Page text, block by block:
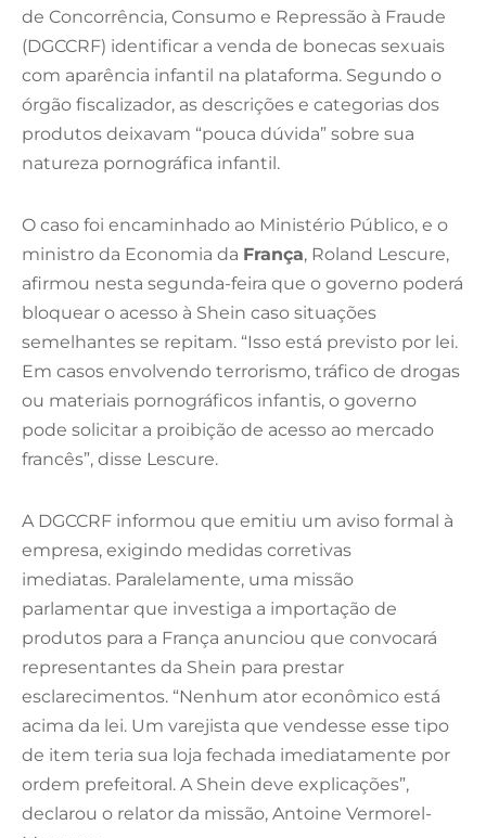
de Concorrência, Consumo e Repressão à Fraude
(DGCCRF) identificar a venda de bonecas sexuais
com aparência infantil na plataforma. Segundo o
órgão fiscalizador, as descrições e categorias dos
produtos deixavam “pouca dúvida” sobre sua
natureza pornográfica infantil.
O caso foi encaminhado ao Ministério Público, e o
ministro da Economia da França, Roland Lescure,
afirmou nesta segunda-feira que o governo poderá
bloquear o acesso à Shein caso situações
semelhantes se repitam. “Isso está previsto por lei.
Em casos envolvendo terrorismo, tráfico de drogas
ou materiais pornográficos infantis, o governo
pode solicitar a proibição de acesso ao mercado
francês”, disse Lescure.
A DGCCRF informou que emitiu um aviso formal à
empresa, exigindo medidas corretivas
imediatas. Paralelamente, uma missão
parlamentar que investiga a importação de
produtos para a França anunciou que convocará
representantes da Shein para prestar
esclarecimentos. “Nenhum ator econômico está
acima da lei. Um varejista que vendesse esse tipo
de item teria sua loja fechada imediatamente por
ordem prefeitoral. A Shein deve explicações”,
declarou o relator da missão, Antoine Vermorel-